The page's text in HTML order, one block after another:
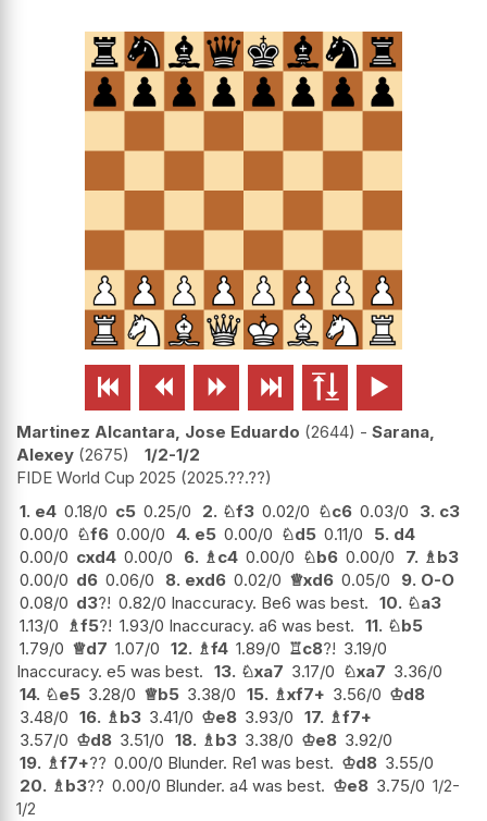
     
Martinez Alcantara, Jose Eduardo 2644 - Sarana,
Alexey 2675
1/2-1/2
FIDE World Cup 2025 2025.??.??
1. e4 0.18/0 c5 0.25/0 2. ♘f3 0.02/0 ♘c6 0.03/0 3. c3
0.00/0 ♘f6 0.00/0 4. e5 0.00/0 ♘d5 0.11/0 5. d4
0.00/0 cxd4 0.00/0 6. ♗c4 0.00/0 ♘b6 0.00/0 7. ♗b3
0.00/0 d6 0.06/0 8. exd6 0.02/0 ♕xd6 0.05/0 9. O-O
0.08/0 d3?! 0.82/0 Inaccuracy. Be6 was best. 10. ♘a3
1.13/0 ♗f5?! 1.93/0 Inaccuracy. a6 was best. 11. ♘b5
1.79/0 ♕d7 1.07/0 12. ♗f4 1.89/0 ♖c8?! 3.19/0
Inaccuracy. e5 was best. 13. ♘xa7 3.17/0 ♘xa7 3.36/0
14. ♘e5 3.28/0 ♕b5 3.38/0 15. ♗xf7+ 3.56/0 ♔d8
3.48/0 16. ♗b3 3.41/0 ♔e8 3.93/0 17. ♗f7+
3.57/0 ♔d8 3.51/0 18. ♗b3 3.38/0 ♔e8 3.92/0
19. ♗f7+?? 0.00/0 Blunder. Re1 was best. ♔d8 3.55/0
20. ♗b3?? 0.00/0 Blunder. a4 was best. ♔e8 3.75/0 1/2-
1/2